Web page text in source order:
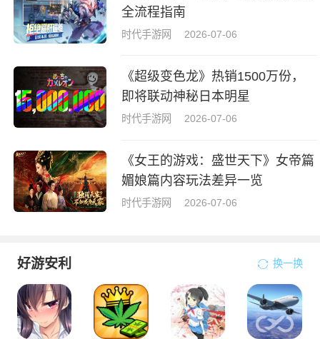
全流程指南
时代手游网 2026-07-06
《超级变色龙》热销1500万份，
即将联动神秘日本明星
时代手游网 2026-07-06
《女王的游戏：盛世天下》女帝篇
媚娘篇内容玩法差异一览
时代手游网 2026-07-06
好游安利 换一换